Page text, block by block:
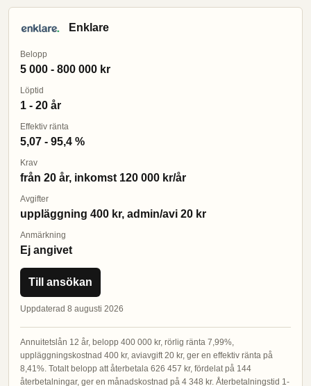
Enklare
Belopp
5 000 - 800 000 kr
Löptid
1 - 20 år
Effektiv ränta
5,07 - 95,4 %
Krav
från 20 år, inkomst 120 000 kr/år
Avgifter
uppläggning 400 kr, admin/avi 20 kr
Anmärkning
Ej angivet
Till ansökan
Uppdaterad 8 augusti 2026
Annuitetslån 12 år, belopp 400 000 kr, rörlig ränta 7,99%,
uppläggningskostnad 400 kr, aviavgift 20 kr, ger en effektiv ränta på
8,41%. Totalt belopp att återbetala 626 457 kr, fördelat på 144
återbetalningar, ger en månadskostnad på 4 348 kr. Återbetalningstid 1-